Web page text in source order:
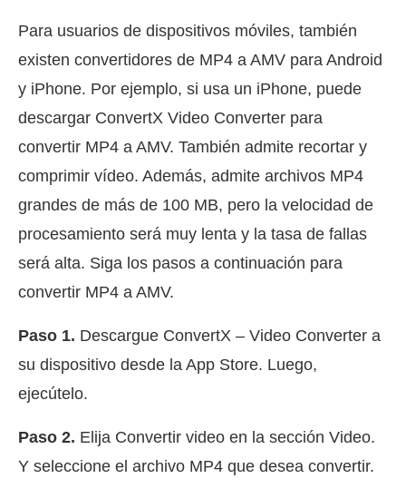
Para usuarios de dispositivos móviles, también
existen convertidores de MP4 a AMV para Android
y iPhone. Por ejemplo, si usa un iPhone, puede
descargar ConvertX Video Converter para
convertir MP4 a AMV. También admite recortar y
comprimir vídeo. Además, admite archivos MP4
grandes de más de 100 MB, pero la velocidad de
procesamiento será muy lenta y la tasa de fallas
será alta. Siga los pasos a continuación para
convertir MP4 a AMV.
Paso 1. Descargue ConvertX – Video Converter a
su dispositivo desde la App Store. Luego,
ejecútelo.
Paso 2. Elija Convertir video en la sección Video.
Y seleccione el archivo MP4 que desea convertir.